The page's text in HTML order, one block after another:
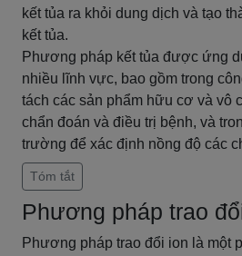
kết tủa ra khỏi dung dịch và tạo
kết tủa.
Phương pháp kết tủa được ứng
nhiều lĩnh vực, bao gồm trong
tách các sản phẩm hữu cơ và vô
chẩn đoán và điều trị bệnh, và
trường để xác định nồng độ các
Tóm tắt
Phương pháp trao
Phương pháp trao đổi ion là một